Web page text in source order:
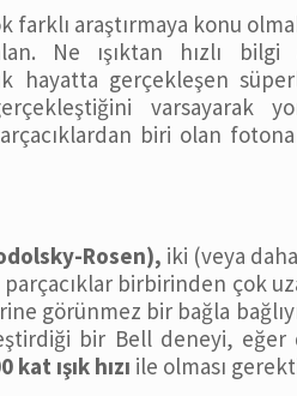
farklı araştırmaya konu
Ne ışıktan hızlı
hayatta gerçekleşen
varsayarak
biri olan fotona
Rosen), iki (veya
birbirinden çok
görünmez bir bağla
bir Bell deneyi, eğer
kat ışık hızı ile olması